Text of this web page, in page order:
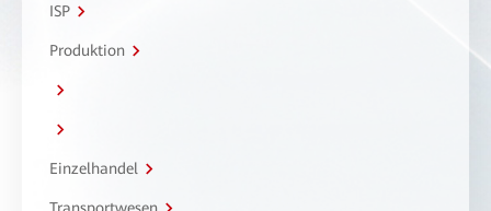
ISP
Produktion
Einzelhandel